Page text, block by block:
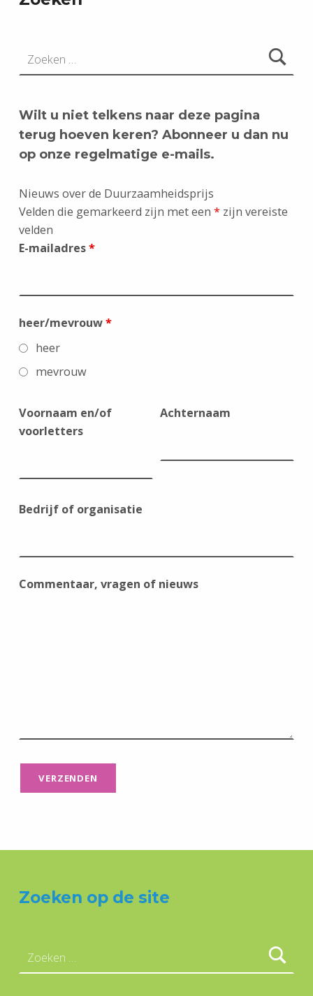
Wilt u niet telkens naar deze pagina
terug hoeven keren? Abonneer u dan nu
op onze regelmatige e-mails.
Nieuws over de Duurzaamheidsprijs
Velden die gemarkeerd zijn met een *zijn vereiste
velden
E-mailadres*
heer/mevrouw*
heer
mevrouw
Voornaam en/of
voorletters
Achternaam
Bedrijf of organisatie
Commentaar, vragen of nieuws
Zoeken op de site